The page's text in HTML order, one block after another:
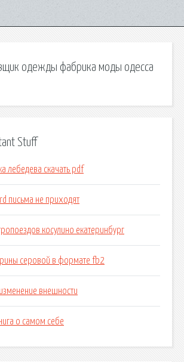
одежды фабрика моды одесса
Stuff
лебедева скачать pdf
письма не приходят
косулино екатеринбург
серовой в формате fb2
внешности
о самом себе